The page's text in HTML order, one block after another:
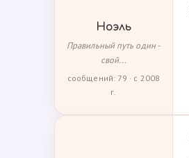
Ноэль
Правильный путь один -
свой...
сообщений: 79 · с 2008
г.